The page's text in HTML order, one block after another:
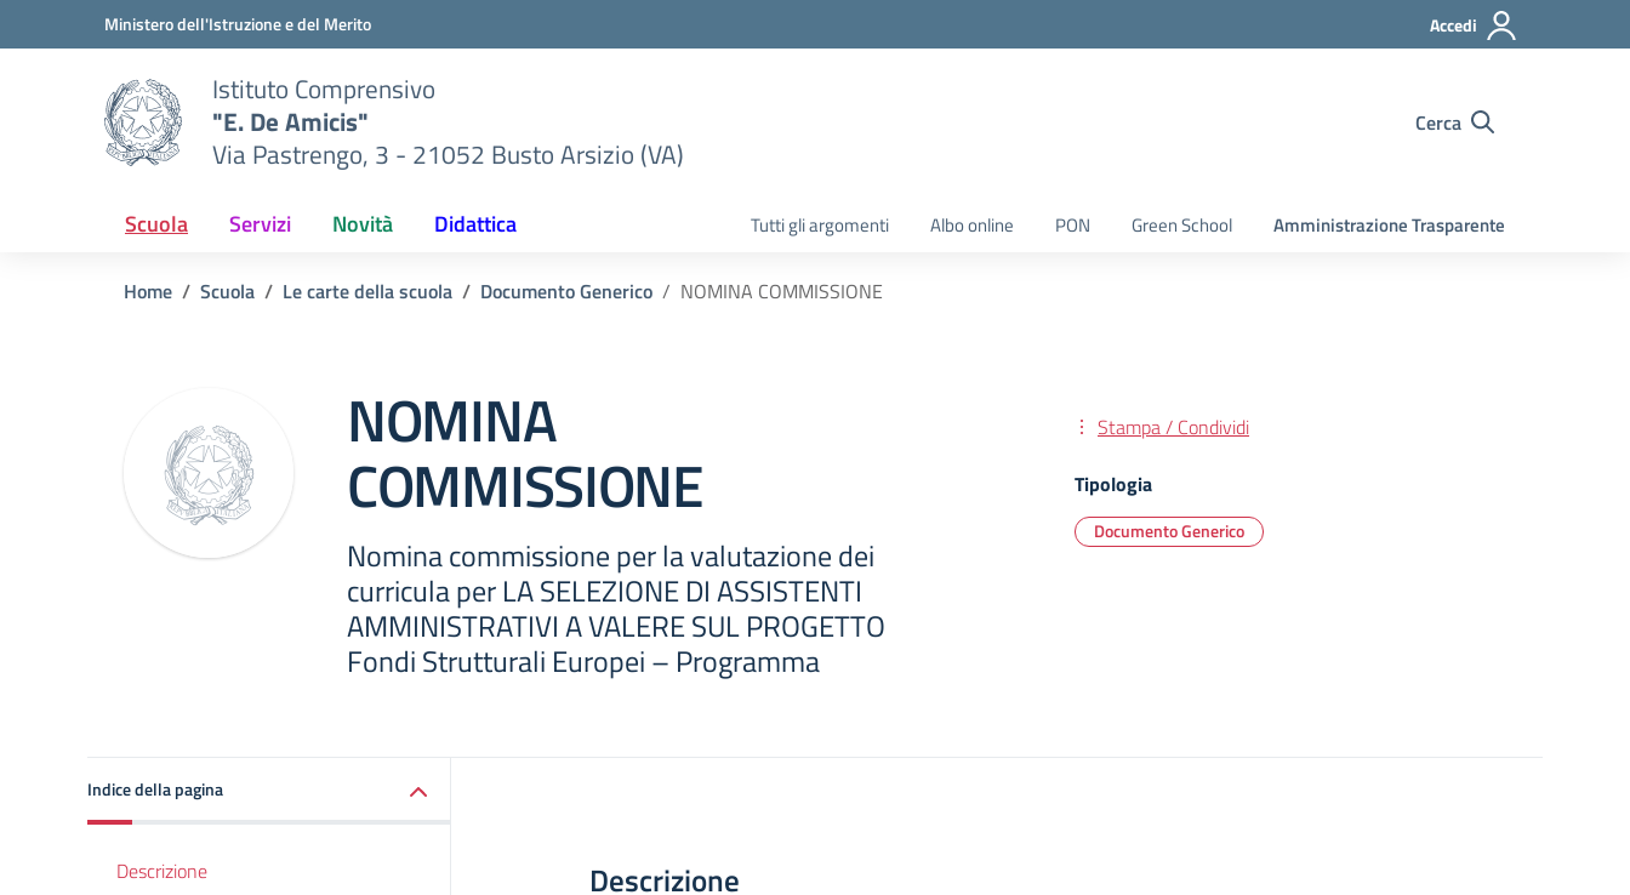
Vai ai contenuti
Vai al menu di navigazioneMinistero dell'Istruzione e del Merito Accedi
Istituto Comprensivo
"E. De Amicis"
Via Pastrengo, 3 - 21052 Busto Arsizio (VA)
Cerca
Scuola Servizi Novità Didattica Tutti gli argomenti Albo online PON Green School Amministrazione Trasparente
Home Scuola Le carte della scuola Documento Generico NOMINA COMMISSIONE
NOMINA
COMMISSIONE
Nomina commissione per la valutazione dei
curricula per LA SELEZIONE DI ASSISTENTI
AMMINISTRATIVI A VALERE SUL PROGETTO
Fondi Strutturali Europei – Programma
Stampa / Condividi
Tipologia
Documento Generico
Indice della pagina
Descrizione Descrizione